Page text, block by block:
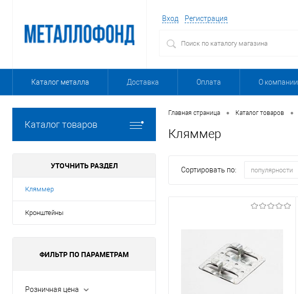
Вход Регистрация
Каталог металла Доставка Оплата О компании
Каталог товаров
УТОЧНИТЬ РАЗДЕЛ
Кляммер
Кронштейны
ФИЛЬТР ПО ПАРАМЕТРАМ
Розничная цена
Главная страница • Каталог товаров •
Кляммер
Сортировать по: популярности